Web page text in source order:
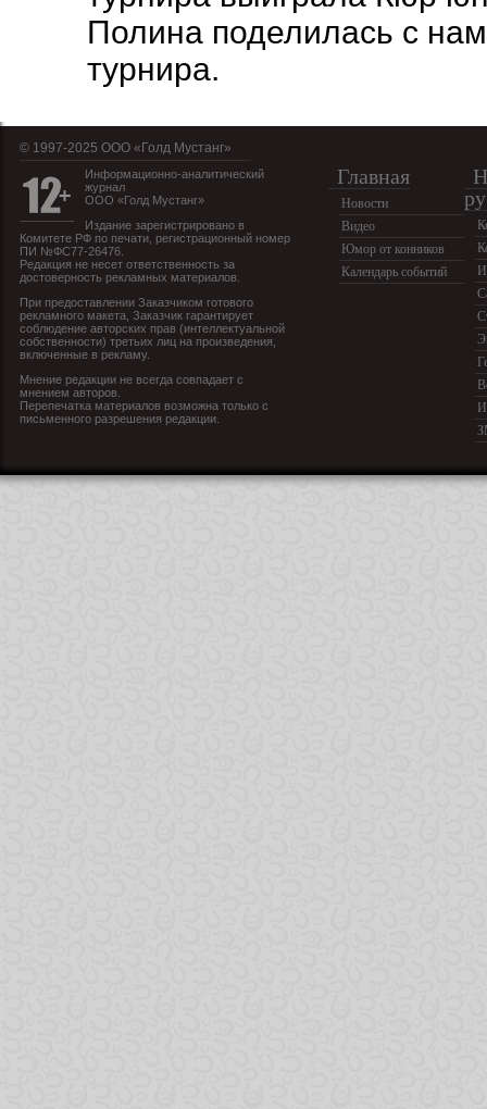
Полина поделилась с
турнира.
© 1997-2025 OOO «Голд Мустанг»
Информационно-аналитический
журнал
ООО «Голд Мустанг»
Издание зарегистрировано в
Комитете РФ по печати, регистрационный номер
ПИ №ФС77-26476.
Редакция не несет ответственность за
достоверность рекламных материалов.
При предоставлении Заказчиком готового
рекламного макета, Заказчик гарантирует
соблюдение авторских прав (интеллектуальной
собственности) третьих лиц на произведения,
включенные в рекламу.
Мнение редакции не всегда совпадает с
мнением авторов.
Перепечатка материалов возможна только с
письменного разрешения редакции.
Главная
Новости
Видео
Юмор от конников
Календарь событий